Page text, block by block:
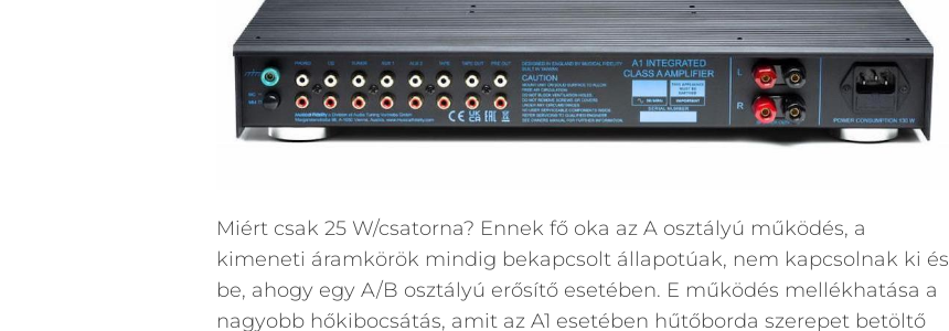
Miért csak 25 W/csatorna? Ennek fő oka az A osztályú működés, a
kimeneti áramkörök mindig bekapcsolt állapotúak, nem kapcsolnak ki és
be, ahogy egy A/B osztályú erősítő esetében. E működés mellékhatása a
nagyobb hőkibocsátás, amit az A1 esetében hűtőborda szerepet betöltő